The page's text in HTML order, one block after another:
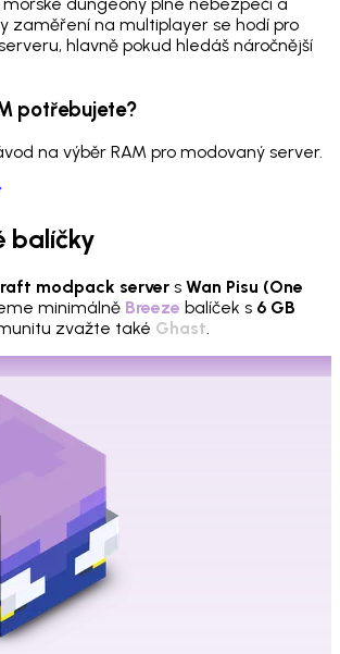
zaměření na multiplayer se hodí pro
hlavně pokud hledáš náročnější
potřebujete?
na výběr RAM pro modovaný server.
balíčky
modpack server s Wan Pisu (One
minimálně Breeze balíček s 6 GB
zvažte také Ghast.